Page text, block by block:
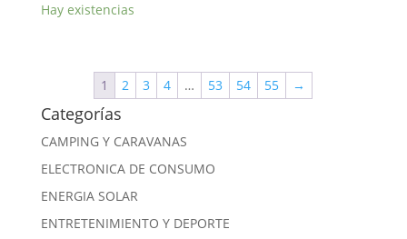
Hay existencias
1 2 3 4 … 53 54 55 →
Categorías
CAMPING Y CARAVANAS
ELECTRONICA DE CONSUMO
ENERGIA SOLAR
ENTRETENIMIENTO Y DEPORTE